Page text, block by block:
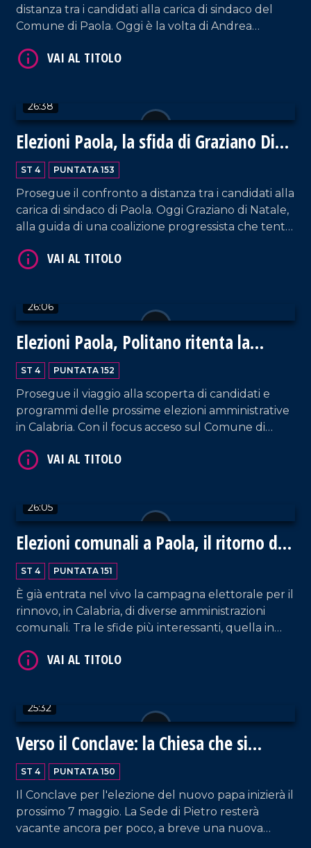
distanza tra i candidati alla carica di sindaco del
Comune di Paola. Oggi è la volta di Andrea
politica di servizio per conquistare il principale
26:38
Elezioni Paola, la sfida di Graziano Di
Natale
ST 4 PUNTATA 153
Prosegue il confronto a distanza tra i candidati alla
carica di sindaco di Paola. Oggi Graziano di Natale,
alla guida di una coalizione progressista che tenta
elettorale offre nuove prospettive al territorio che
26:06
Elezioni Paola, Politano ritenta la
scalata
ST 4 PUNTATA 152
Prosegue il viaggio alla scoperta di candidati e
programmi delle prossime elezioni amministrative
in Calabria. Con il focus acceso sul Comune di
Giovanni Politano, che ha ricoperto la carica di
26:05
Elezioni comunali a Paola, il ritorno di
Perrotta
ST 4 PUNTATA 151
È già entrata nel vivo la campagna elettorale per il
rinnovo, in Calabria, di diverse amministrazioni
comunali. Tra le sfide più interessanti, quella in
in campo uno tra gli storici amministratori locali,
25:32
Verso il Conclave: la Chiesa che si
rinnova
ST 4 PUNTATA 150
Il Conclave per l'elezione del nuovo papa inizierà il
prossimo 7 maggio. La Sede di Pietro resterà
vacante ancora per poco, a breve una nuova
VAI AL TITOLO
VAI AL TITOLO
VAI AL TITOLO